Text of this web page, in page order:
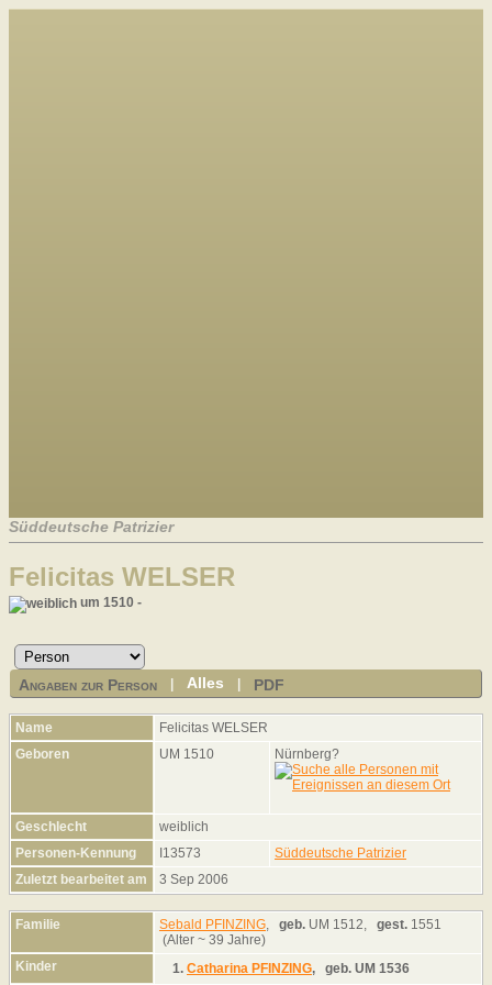
Süddeutsche Patrizier
Felicitas WELSER
um 1510 -
Angaben zur Person | Alles | PDF
Name Felicitas WELSER
Geboren
UM 1510 Nürnberg?
Geschlecht
weiblich
Personen-Kennung
I13573
Süddeutsche Patrizier
Zuletzt bearbeitet am
3 Sep 2006
Familie Sebald PFINZING, geb. UM 1512, gest. 1551
(Alter ~ 39 Jahre)
Kinder
1. Catharina PFINZING, geb. UM 1536